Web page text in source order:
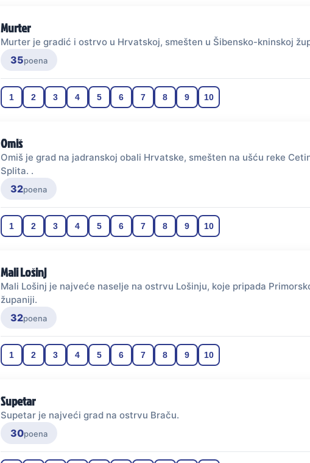
Murter
Murter je gradić i ostrvo u Hrvatskoj, smešten u Šibensko-kninskoj
35poena
1 2 3 4 5 6 7 8 9 10
Omiš
Omiš je grad na jadranskoj obali Hrvatske, smešten na ušću reke
Splita. .
32poena
1 2 3 4 5 6 7 8 9 10
Mali Lošinj
Mali Lošinj je najveće naselje na ostrvu Lošinju, koje pripada
županiji.
32poena
1 2 3 4 5 6 7 8 9 10
Supetar
Supetar je najveći grad na ostrvu Braču.
30poena